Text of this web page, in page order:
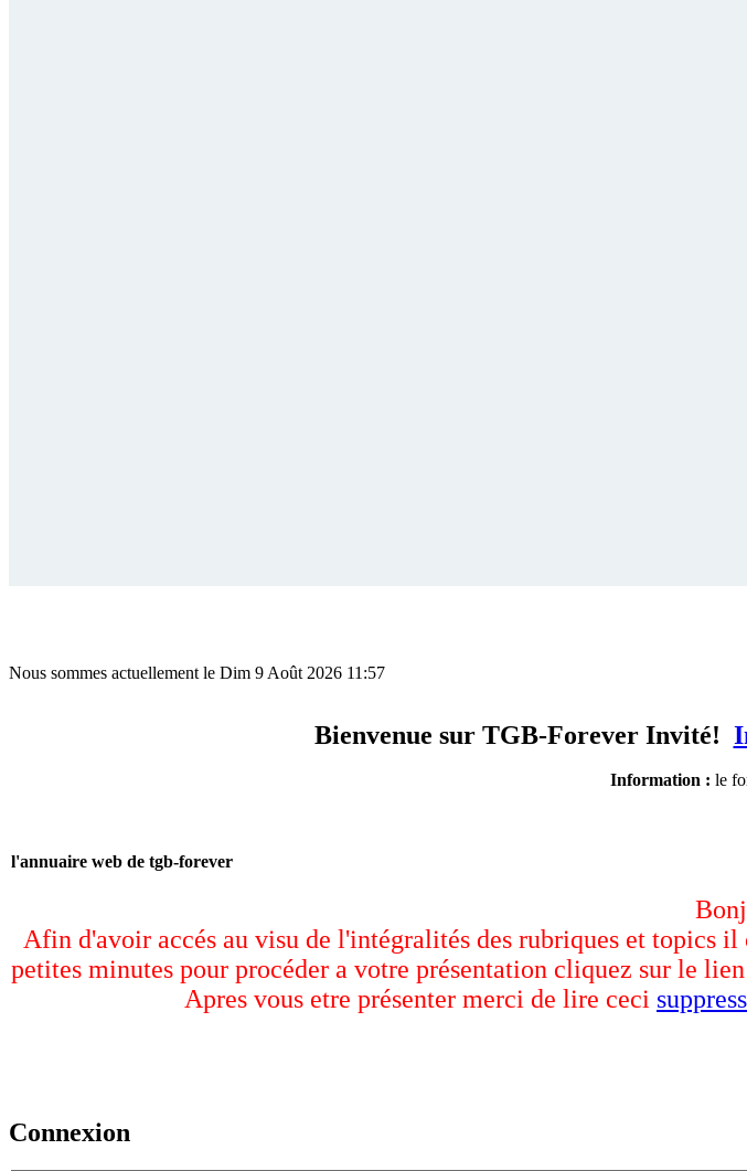
Nous sommes actuellement le Dim 9 Août 2026 11:57
Bienvenue sur TGB-Forever Invité!
Information : le
l'annuaire web de tgb-forever
Afin d'avoir accés au visu de l'intégralités des rubriques et topics
petites minutes pour procéder a votre présentation cliquez sur le lien
Apres vous etre présenter merci de lire ceci
Connexion